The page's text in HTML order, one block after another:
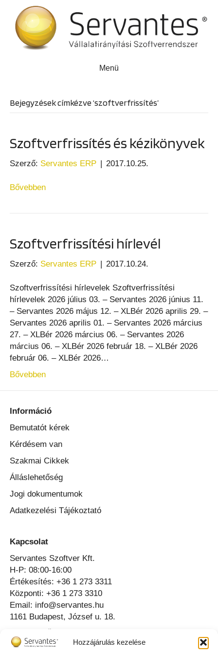
Hozzájárulás kezelése
Menü
Bejegyzések címkézve ‘szoftverfrissítés’
Szoftverfrissítés és kézikönyvek
Szerző: Servantes ERP | 2017.10.25.
Bővebben
Szoftverfrissítési hírlevél
Szerző: Servantes ERP | 2017.10.24.
Szoftverfrissítési hírlevelek Szoftverfrissítési
hírlevelek 2026 július 03. – Servantes 2026 június 11.
– Servantes 2026 május 12. – XLBér 2026 aprilis 29. –
Servantes 2026 aprilis 01. – Servantes 2026 március
27. – XLBér 2026 március 06. – Servantes 2026
március 06. – XLBér 2026 február 18. – XLBér 2026
február 06. – XLBér 2026…
Bővebben
Információ
Bemutatót kérek
Kérdésem van
Szakmai Cikkek
Álláslehetőség
Jogi dokumentumok
Adatkezelési Tájékoztató
Kapcsolat
Servantes Szoftver Kft.
H-P: 08:00-16:00
Értékesítés: +36 1 273 3311
Központi: +36 1 273 3310
Email: info@servantes.hu
1161 Budapest, József u. 18.
Online Ügyfélszolgálat ⟶